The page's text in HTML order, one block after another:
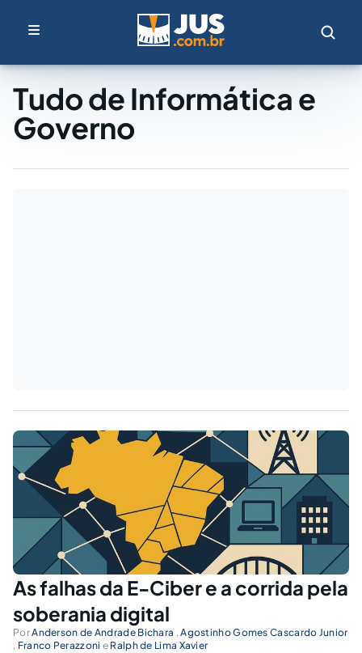
Tudo de Informática e
Governo
As falhas da E-Ciber e a corrida pela
soberania digital
PorAnderson de Andrade Bichara ,Agostinho Gomes Cascardo Junior
, Franco Perazzoni e Ralph de Lima Xavier